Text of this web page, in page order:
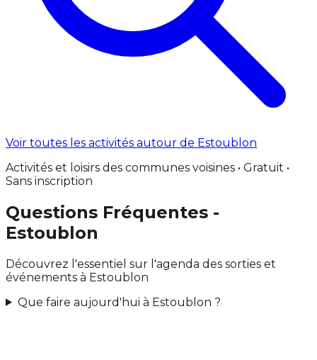
Voir toutes les activités autour de Estoublon
Activités et loisirs des communes voisines • Gratuit •
Sans inscription
Questions Fréquentes -
Estoublon
Découvrez l'essentiel sur l'agenda des sorties et
événements à Estoublon
Que faire aujourd'hui à Estoublon ?